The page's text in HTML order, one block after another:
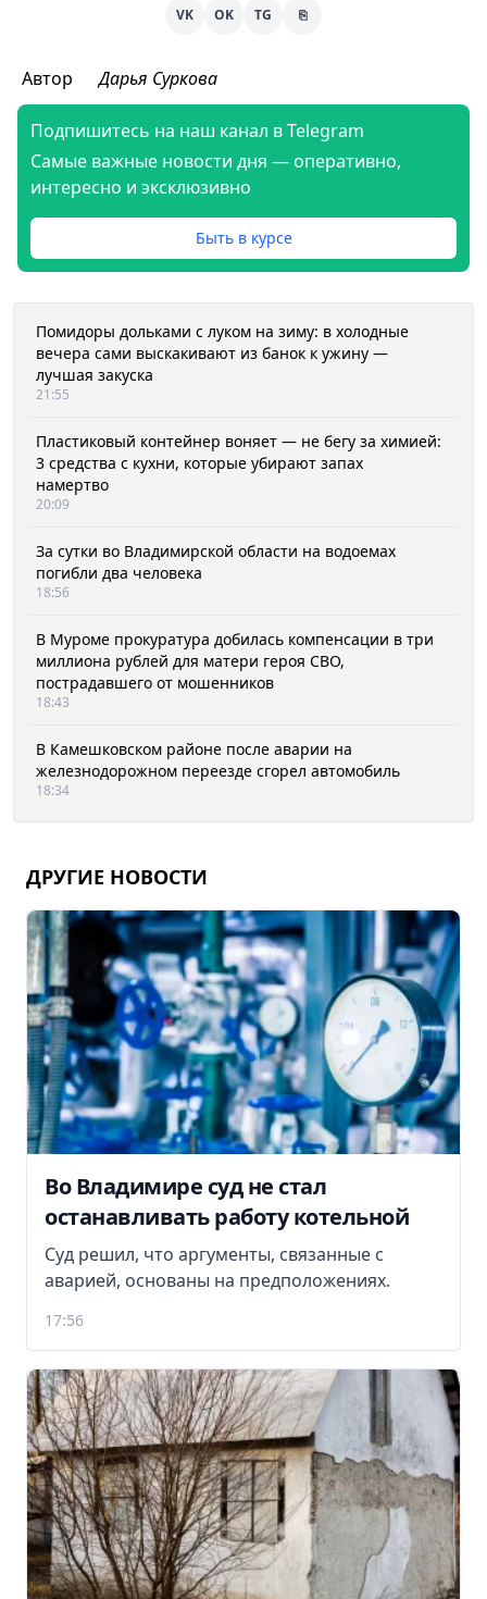
VK OK TG ⎘
Автор Дарья Суркова
Подпишитесь на наш канал в Telegram
Самые важные новости дня — оперативно,
интересно и эксклюзивно
Быть в курсе
Помидоры дольками с луком на зиму: в холодные
вечера сами выскакивают из банок к ужину —
лучшая закуска
21:55
Пластиковый контейнер воняет — не бегу за химией:
3 средства с кухни, которые убирают запах
намертво
20:09
За сутки во Владимирской области на водоемах
погибли два человека
18:56
В Муроме прокуратура добилась компенсации в три
миллиона рублей для матери героя СВО,
пострадавшего от мошенников
18:43
В Камешковском районе после аварии на
железнодорожном переезде сгорел автомобиль
18:34
ДРУГИЕ НОВОСТИ
Во Владимире суд не стал
останавливать работу котельной
Суд решил, что аргументы, связанные с
аварией, основаны на предположениях.
17:56